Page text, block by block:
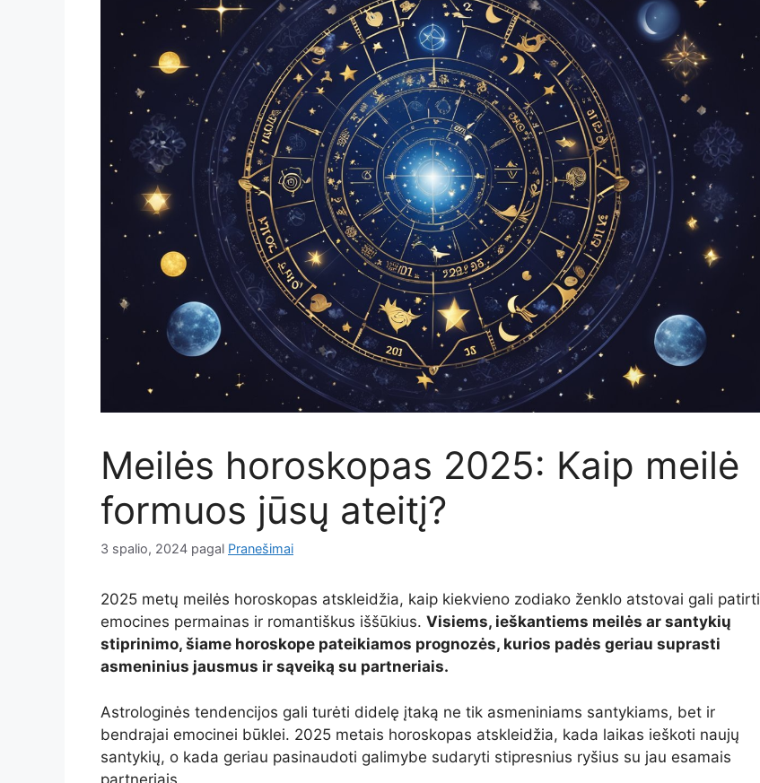
Meilės horoskopas 2025: Kaip meilė
formuos jūsų ateitį?
3 spalio, 2024 pagal Pranešimai
2025 metų meilės horoskopas atskleidžia, kaip kiekvieno zodiako ženklo atstovai gali patirti
emocines permainas ir romantiškus iššūkius. Visiems, ieškantiems meilės ar santykių
stiprinimo, šiame horoskope pateikiamos prognozės, kurios padės geriau suprasti
asmeninius jausmus ir sąveiką su partneriais.
Astrologinės tendencijos gali turėti didelę įtaką ne tik asmeniniams santykiams, bet ir
bendrajai emocinei būklei. 2025 metais horoskopas atskleidžia, kada laikas ieškoti naujų
santykių, o kada geriau pasinaudoti galimybe sudaryti stipresnius ryšius su jau esamais
partneriais.